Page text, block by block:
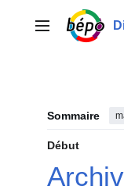
contenuMenu principal
Sommaire
Début